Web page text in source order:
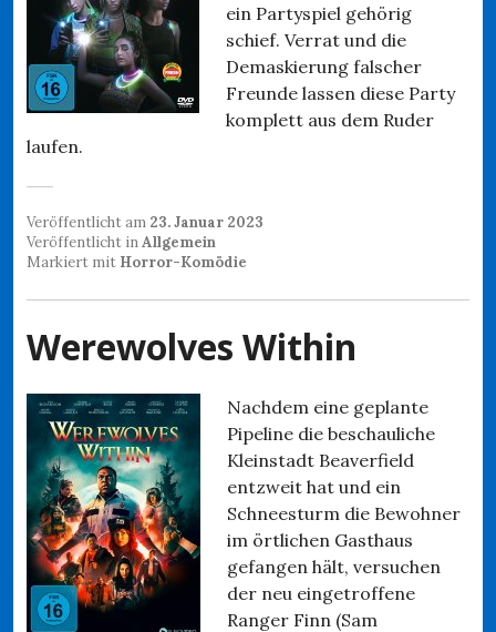
ein Partyspiel gehörig
schief. Verrat und die
Demaskierung falscher
Freunde lassen diese Party
komplett aus dem Ruder
laufen.
Veröffentlicht am 23. Januar 2023
Veröffentlicht inAllgemein
Markiert mit Horror-Komödie
Werewolves Within
Nachdem eine geplante
Pipeline die beschauliche
Kleinstadt Beaverfield
entzweit hat und ein
Schneesturm die Bewohner
im örtlichen Gasthaus
gefangen hält, versuchen
der neu eingetroffene
Ranger Finn (Sam